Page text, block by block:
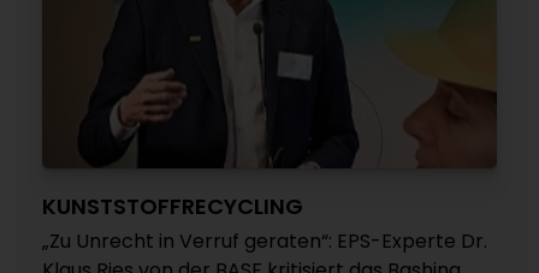
KUNSTSTOFFRECYCLING
„Zu Unrecht in Verruf geraten“: EPS-Experte Dr.